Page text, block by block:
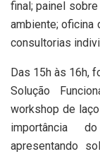
final; painel
ambiente; oficina
consultorias
Das 15h às 16h,
Solução
workshop de
importância
apresentando